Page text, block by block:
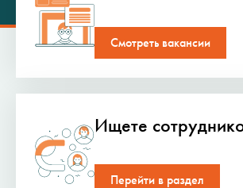
Смотреть вакансии
Ищете
Перейти в раздел